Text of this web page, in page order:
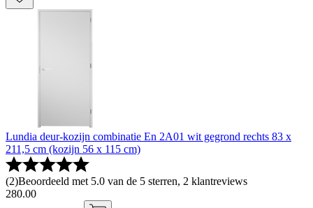
Lundia deur-kozijn combinatie En 2A01 wit gegrond rechts 83 x
211,5 cm (kozijn 56 x 115 cm)
(2)Beoordeeld met 5.0 van de 5 sterren, 2 klantreviews
280.00